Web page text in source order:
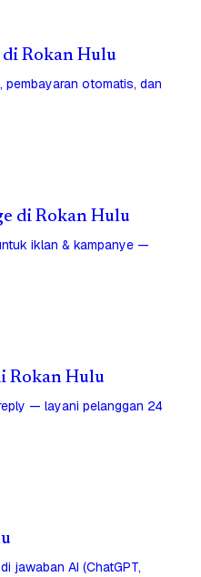
di Rokan Hulu
pembayaran otomatis, dan
di Rokan Hulu
iklan & kampanye —
Rokan Hulu
— layani pelanggan 24
jawaban AI (ChatGPT,